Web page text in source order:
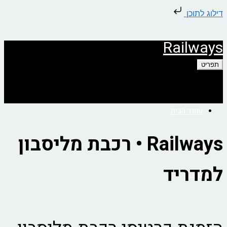
דילוג לתוכן
Railways
תפריט
אודות
Railways • רכבת מליסבון
למדריד